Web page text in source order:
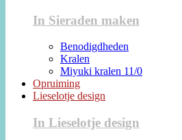
In Sieraden maken
Benodigdheden
Kralen
Miyuki kralen 11/0
Opruiming
Lieselotje design
In Lieselotje design